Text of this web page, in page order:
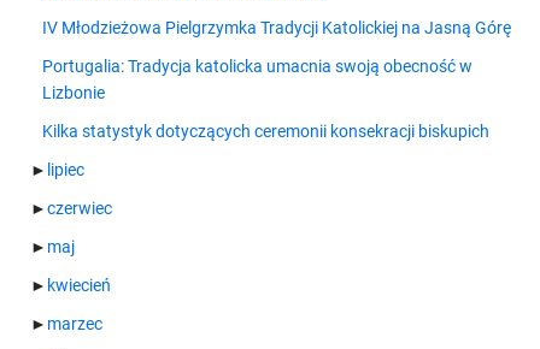
IV Młodzieżowa Pielgrzymka Tradycji Katolickiej na Jasną Górę
Portugalia: Tradycja katolicka umacnia swoją obecność w
Lizbonie
Kilka statystyk dotyczących ceremonii konsekracji biskupich
► lipiec
►czerwiec
► maj
► kwiecień
► marzec